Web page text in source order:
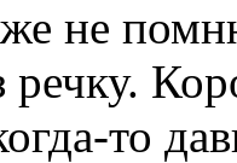
не
речку.
то